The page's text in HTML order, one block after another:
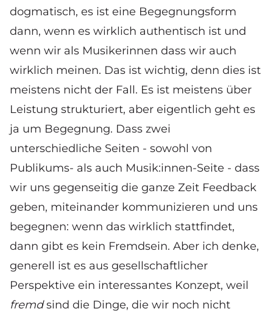
dogmatisch, es ist eine Begegnungsform
dann, wenn es wirklich authentisch ist und
wenn wir als Musikerinnen dass wir auch
wirklich meinen. Das ist wichtig, denn dies ist
meistens nicht der Fall. Es ist meistens über
Leistung strukturiert, aber eigentlich geht es
ja um Begegnung. Dass zwei
unterschiedliche Seiten - sowohl von
Publikums- als auch Musik:innen-Seite - dass
wir uns gegenseitig die ganze Zeit Feedback
geben, miteinander kommunizieren und uns
begegnen: wenn das wirklich stattfindet,
dann gibt es kein Fremdsein. Aber ich denke,
generell ist es aus gesellschaftlicher
Perspektive ein interessantes Konzept, weil
fremdsind die Dinge, die wir noch nicht